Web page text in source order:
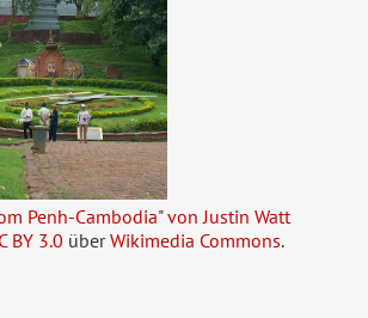
Penh-Cambodia"von Justin Watt
BY 3.0 überWikimedia Commons.